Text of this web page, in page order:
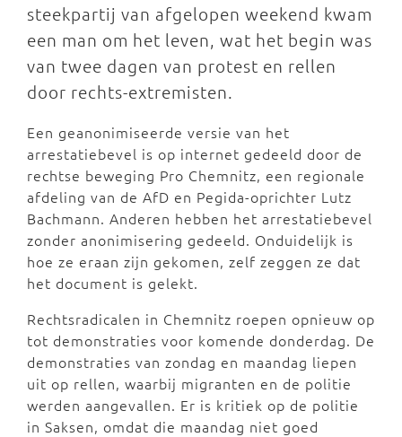
steekpartij van afgelopen weekend kwam
een man om het leven, wat het begin was
van twee dagen van protest en rellen
door rechts-extremisten.
Een geanonimiseerde versie van het
arrestatiebevel is op internet gedeeld door de
rechtse beweging Pro Chemnitz, een regionale
afdeling van de AfD en Pegida-oprichter Lutz
Bachmann. Anderen hebben het arrestatiebevel
zonder anonimisering gedeeld. Onduidelijk is
hoe ze eraan zijn gekomen, zelf zeggen ze dat
het document is gelekt.
Rechtsradicalen in Chemnitz roepen opnieuw op
tot demonstraties voor komende donderdag. De
demonstraties van zondag en maandag liepen
uit op rellen, waarbij migranten en de politie
werden aangevallen. Er is kritiek op de politie
in Saksen, omdat die maandag niet goed